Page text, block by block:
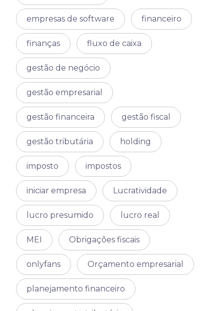
empresas de software financeiro
finanças fluxo de caixa
gestão de negócio
gestão empresarial
gestão financeira gestão fiscal
gestão tributária holding
imposto impostos
iniciar empresa Lucratividade
lucro presumido lucro real
MEI Obrigações fiscais
onlyfans Orçamento empresarial
planejamento financeiro